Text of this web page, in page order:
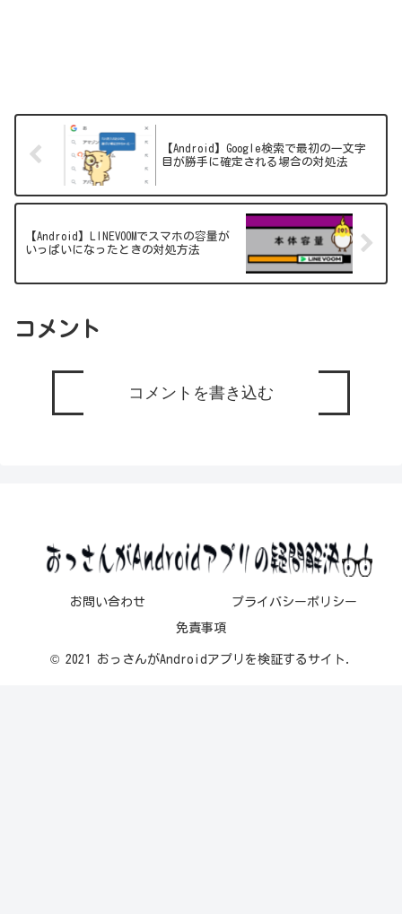
【Android】Google検索で最初の一文字
目が勝手に確定される場合の対処法
【Android】LINEVOOMでスマホの容量が
いっぱいになったときの対処方法
コメント
コメントを書き込む
お問い合わせ プライバシーポリシー
免責事項
© 2021 おっさんがAndroidアプリを検証するサイト.